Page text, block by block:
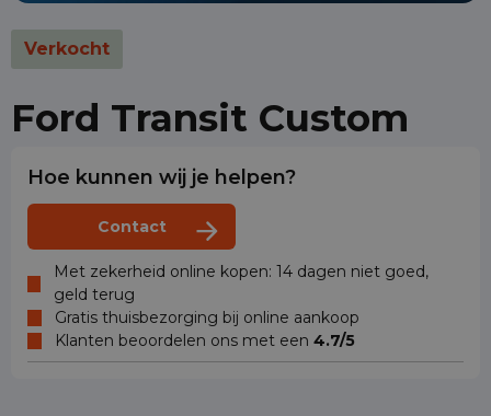
Verkocht
Ford Transit Custom
Hoe kunnen wij je helpen?
Contact
Met zekerheid online kopen: 14 dagen niet goed,
geld terug
Gratis thuisbezorging bij online aankoop
Klanten beoordelen ons met een 4.7/5